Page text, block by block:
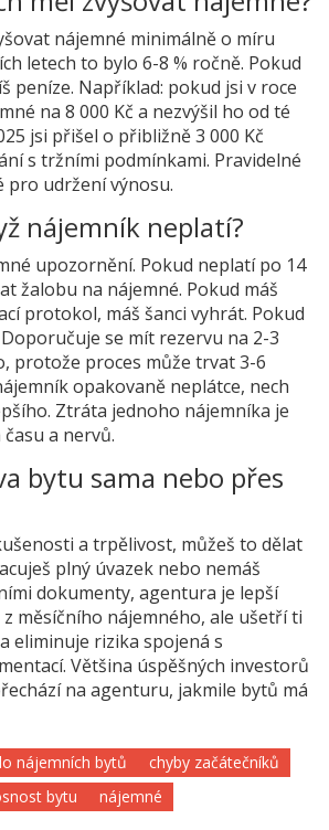
nájemné minimálně o míru
letech to bylo 6-8 % ročně. Pokud
peníze. Například: pokud jsi v roce
na 8 000 Kč a nezvýšil ho od té
jsi přišel o přibližně 3 000 Kč
s tržními podmínkami. Pravidelné
pro udržení výnosu.
nájemník neplatí?
upozornění. Pokud neplatí po 14
žalobu na nájemné. Pokud máš
protokol, máš šanci vyhrát. Pokud
se mít rezervu na 2-3
protože proces může trvat 3-6
opakovaně neplátce, nech
Ztráta jednoho nájemníka je
a nervů.
bytu sama nebo přes
a trpělivost, můžeš to dělat
plný úvazek nebo nemáš
dokumenty, agentura je lepší
z měsíčního nájemného, ale ušetří ti
eliminuje rizika spojená s
Většina úspěšných investorů
na agenturu, jakmile bytů má
nájemních bytů
chyby začátečníků
bytu nájemné